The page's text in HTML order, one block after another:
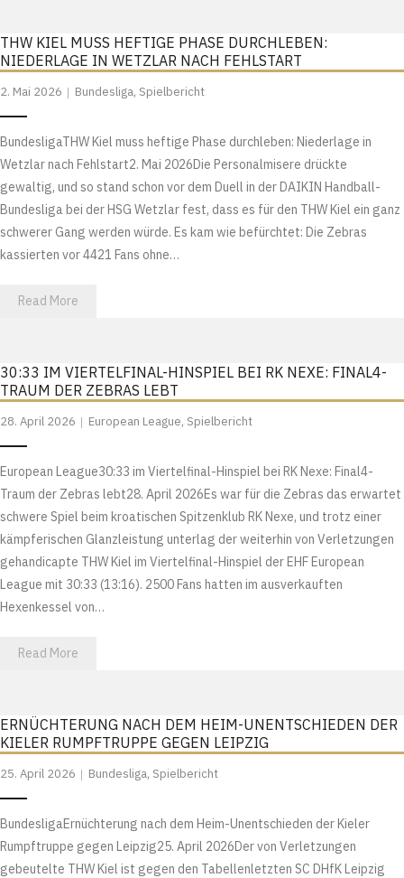
THW KIEL MUSS HEFTIGE PHASE DURCHLEBEN:
NIEDERLAGE IN WETZLAR NACH FEHLSTART
2. Mai 2026 Bundesliga, Spielbericht
BundesligaTHW Kiel muss heftige Phase durchleben: Niederlage in
Wetzlar nach Fehlstart2. Mai 2026Die Personalmisere drückte
gewaltig, und so stand schon vor dem Duell in der DAIKIN Handball-
Bundesliga bei der HSG Wetzlar fest, dass es für den THW Kiel ein ganz
schwerer Gang werden würde. Es kam wie befürchtet: Die Zebras
kassierten vor 4421 Fans ohne…
Read More
30:33 IM VIERTELFINAL-HINSPIEL BEI RK NEXE: FINAL4-
TRAUM DER ZEBRAS LEBT
28. April 2026 European League, Spielbericht
European League30:33 im Viertelfinal-Hinspiel bei RK Nexe: Final4-
Traum der Zebras lebt28. April 2026Es war für die Zebras das erwartet
schwere Spiel beim kroatischen Spitzenklub RK Nexe, und trotz einer
kämpferischen Glanzleistung unterlag der weiterhin von Verletzungen
gehandicapte THW Kiel im Viertelfinal-Hinspiel der EHF European
League mit 30:33 (13:16). 2500 Fans hatten im ausverkauften
Hexenkessel von…
Read More
ERNÜCHTERUNG NACH DEM HEIM-UNENTSCHIEDEN DER
KIELER RUMPFTRUPPE GEGEN LEIPZIG
25. April 2026 Bundesliga, Spielbericht
BundesligaErnüchterung nach dem Heim-Unentschieden der Kieler
Rumpftruppe gegen Leipzig25. April 2026Der von Verletzungen
gebeutelte THW Kiel ist gegen den Tabellenletzten SC DHfK Leipzig